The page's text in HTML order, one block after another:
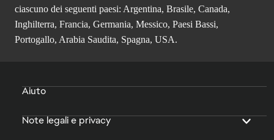
ciascuno dei seguenti paesi: Argentina, Brasile, Canada,
Inghilterra, Francia, Germania, Messico, Paesi Bassi,
Portogallo, Arabia Saudita, Spagna, USA.
Aiuto
Note legali e privacy